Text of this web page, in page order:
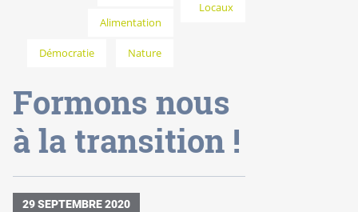
Alimentation
Démocratie Nature
Locaux
Formons nous
à la transition !
29 SEPTEMBRE 2020